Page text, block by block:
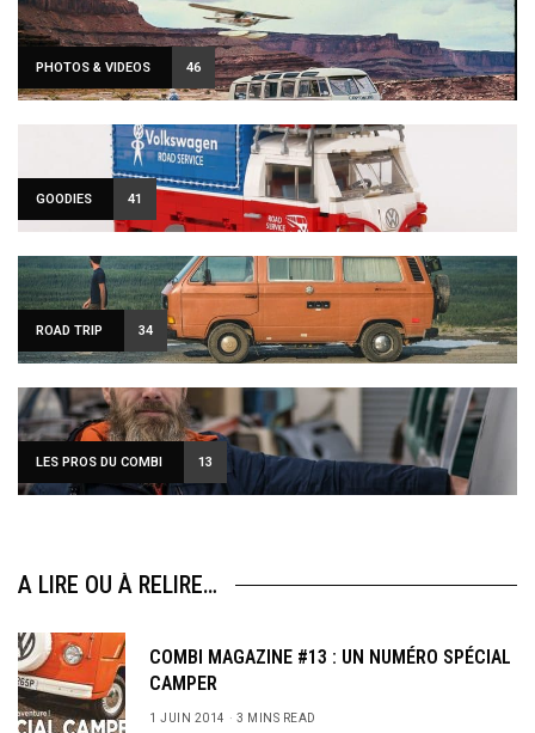
PHOTOS & VIDEOS 46
GOODIES 41
ROAD TRIP 34
LES PROS DU COMBI 13
A LIRE OU À RELIRE…
COMBI MAGAZINE #13 : UN NUMÉRO SPÉCIAL
CAMPER
1 JUIN 2014 3 MINS READ